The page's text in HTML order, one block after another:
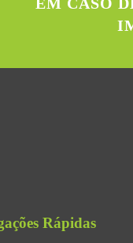
EM CASO
Rápidas